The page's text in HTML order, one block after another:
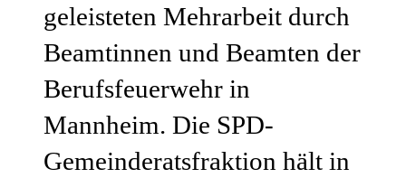
geleisteten Mehrarbeit durch
Beamtinnen und Beamten der
Berufsfeuerwehr in
Mannheim. Die SPD-
Gemeinderatsfraktion hält in